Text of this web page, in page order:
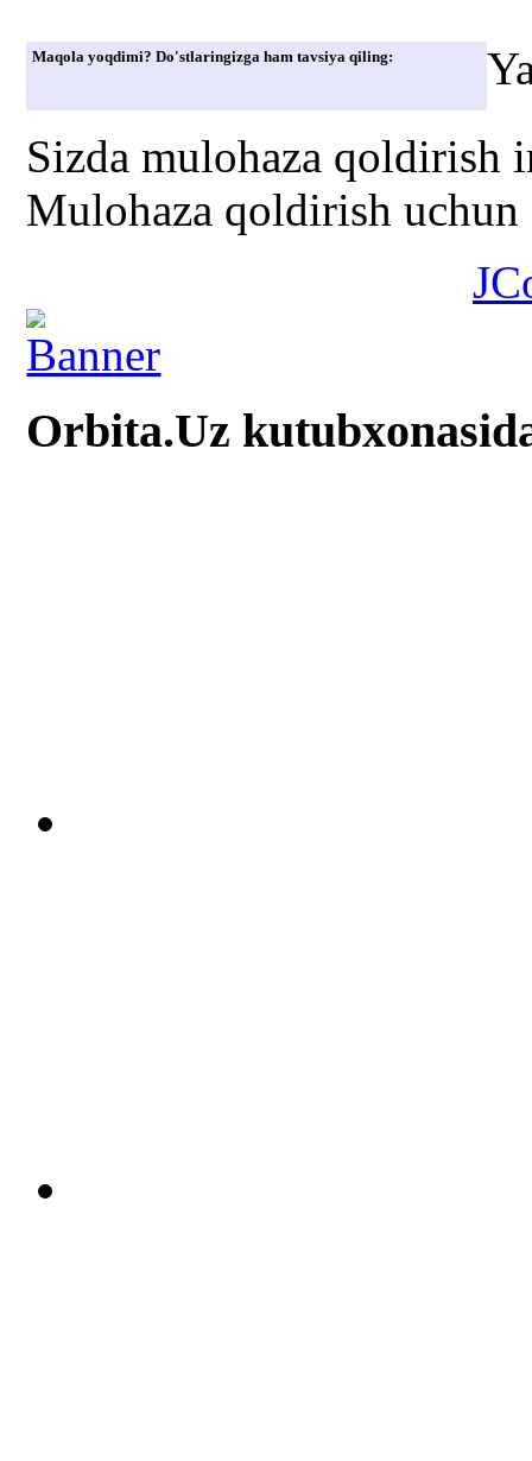
Maqola yoqdimi? Do'stlaringizga ham tavsiya qiling:
Sizda mulohaza qoldirish
Mulohaza qoldirish
Orbita.Uz